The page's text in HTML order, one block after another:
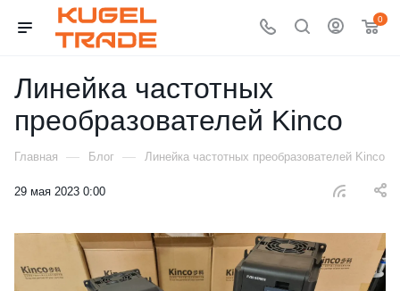
0
Линейка частотных
преобразователей Kinco
Главная — Блог — Линейка частотных преобразователей Kinco
29 мая 2023 0:00